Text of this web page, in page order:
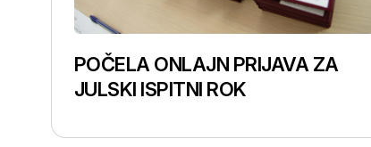
POČELA ONLAJN PRIJAVA ZA
JULSKI ISPITNI ROK